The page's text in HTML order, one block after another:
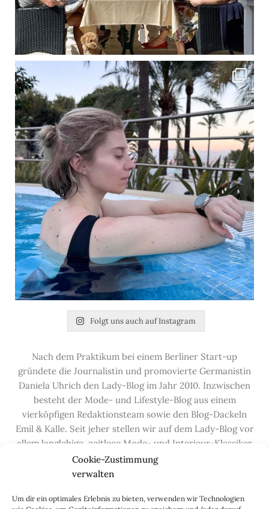
Cookie-Zustimmung
verwalten
Um dir ein optimales Erlebnis zu bieten, verwenden wir Technologien
Folgt uns auch auf Instagram
Nach dem Praktikum bei einem Berliner Start-up
gründete die Journalistin und promovierte Germanistin
Daniela Uhrich den Lady-Blog im Jahr 2010. Inzwischen
besteht der Mode- und Lifestyle-Blog aus einem
vierköpfigen Redaktionsteam sowie den Blog-Dackeln
Emil & Kalle. Seit jeher stellen wir auf dem Lady-Blog vor
allem langlebige, zeitlose Mode- und Interieur-Klassiker
vor, die hochwertig verarbeitet und unter guten
Bedingungen hergestellt wurden – gerne „Made in
Handwerksberufe und kleine feine Firmen, denen wir